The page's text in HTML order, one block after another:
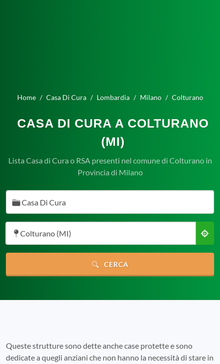
Home Casa Di Cura Lombardia Milano Colturano
CASA DI CURA A COLTURANO
(MI)
Lista Casa di Cura o RSA presenti nel comune di Colturano in
Provincia di Milano
Casa Di Cura
Colturano (MI)
CERCA
Queste strutture sono dette anche case protette e sono
dedicate a quegli anziani che non hanno la necessità di stare in